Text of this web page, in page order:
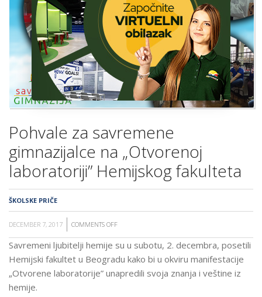
ŠKOLA
Pohvale za savremene
gimnazijalce na „Otvorenoj
laboratoriji” Hemijskog fakulteta
ŠKOLSKE PRIČE
DECEMBER 7, 2017 COMMENTS OFF
POHVALE
GIMNAZIJALCE
Savremeni ljubitelji hemije su u subotu, 2. decembra, posetili
Hemijski fakultet u Beogradu kako bi u okviru manifestacije
„Otvorene laboratorije” unapredili svoja znanja i veštine iz
hemije.